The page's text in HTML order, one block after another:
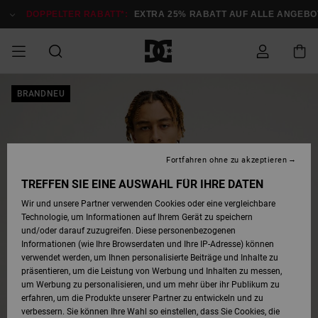
Produktinformation
DOPPELTER RABATT*: EXTRA 25% RABATT AUF ALLE
DOPPELTER
SALE MÄNNER
Accessoires
SALE SNOW
T-Shirts
Jacken &
SALE FRAUEN
SALE KINDER Sale
Sale Snow
Jacken &
Hoodies &
ESSENTIALS
Lynx
Pure
Net
Alle ansehen
HIGHLIGHTS
DC Command
Manteca
Construct
Ascend
SCHUHE Sneakers
Sandalen
Winterschuhe
Snowboard
BEKLEIDUNG
T-shirts
Hemden
Jeans
Jacken &
ACCESSOIRES
Taschen &
ESSENTIALS
Alle ansehen
HIGHLIGHTS
DC Command
Manteca
Best Sellers
SCHUHE Skate
Sandalen
Snowboard
Unisex
KLEIDUNG
Alle ansehen
KINDER
ESSENTIALS
Stag
Babyschuhe
Sneakers
Alle ansehen
BEKLEIDUNG
Sweatshirts &
Hemden
ACCESSOIRES
Taschen
Alle ansehen
SKATE
SKATE SHOP
COMMUNITY
SNOW SHOP FÜR
MÄNNER
Snowboard
Winterschuhe
Polarfleece &
Softshells
FRAUEN
Alle ansehen
SNOW SHOP FÜR
KINDER
Mützen
Alle ansehen
Auf meine
Bestellung
zugreifen
Versand
Retouren
Bezahlung
Geschenkkarte
BRANDNEU
TREFFEN SIE EINE AUSWAHL FÜR IHRE DATEN
Wir und unsere Partner verwenden Cookies oder eine vergleichbare
Technologie, um Informationen auf Ihrem Gerät zu speichern
und/oder darauf zuzugreifen. Diese personenbezogenen
Informationen (wie Ihre Browserdaten und Ihre IP-Adresse) können
verwendet werden, um Ihnen personalisierte Beiträge und Inhalte zu
präsentieren, um die Leistung von Werbung und Inhalten zu messen,
um Werbung zu personalisieren, und um mehr über ihr Publikum zu
erfahren, um die Produkte unserer Partner zu entwickeln und zu
verbessern. Sie können Ihre Wahl so einstellen, dass Sie Cookies, die
Fortfahren ohne zu akzeptieren